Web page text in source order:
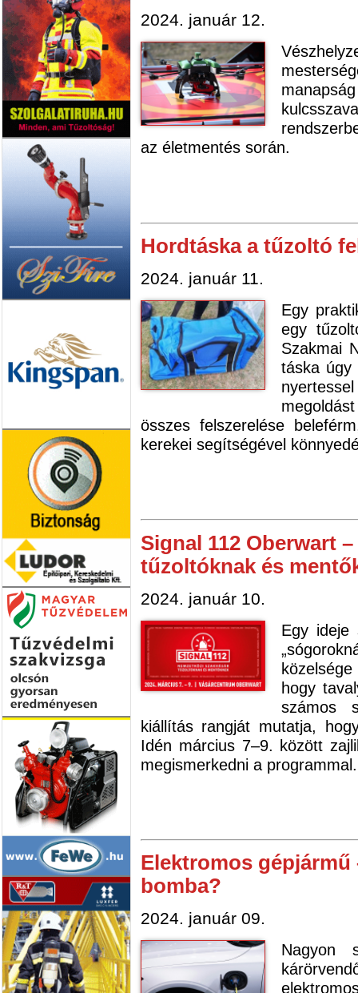
2024. január 12.
az életmentés során.
Hordtáska a tűzoltó
2024. január 11.
Egy
egy
Szakmai
táska úgy
összes felszerelése
kerekei segítségével
Signal 112 Oberwart
tűzoltóknak és
2024. január 10.
Egy ideje
hogy
számos
kiállítás rangját mutatja,
Idén március 7–9. között
megismerkedni a programmal.
Elektromos
bomba?
2024. január 09.
Nagyon